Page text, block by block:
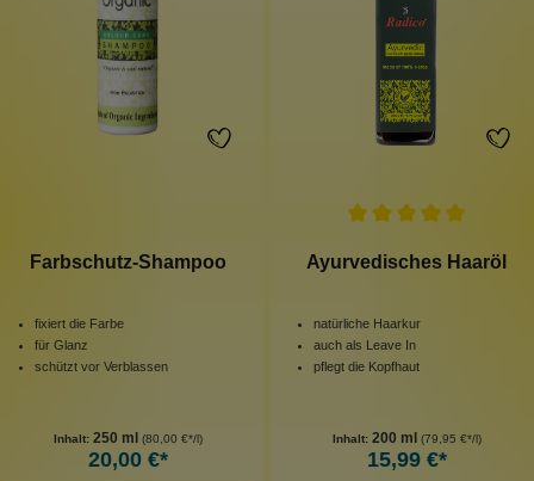
Farbschutz-Shampoo
fixiert die Farbe
für Glanz
schützt vor Verblassen
Inhalt: 250 ml (80,00 €*/l)
20,00 €*
Ayurvedisches Haaröl
natürliche Haarkur
auch als Leave In
pflegt die Kopfhaut
Inhalt: 200 ml (79,95 €*/l)
15,99 €*